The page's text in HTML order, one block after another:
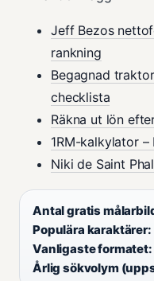
Jeff Bezos
rankning
Begagnad
checklista
Räkna ut lön
1RM-kalkylator
Niki de Saint
Antal gratis
Populära karaktärer:
Vanligaste formatet:
Årlig sökvolym